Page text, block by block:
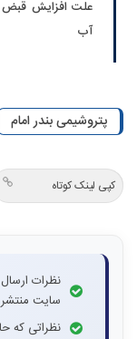
علت افزایش قبض
آب
پتروشیمی بندر امام
کپی لینک کوتاه
نظرات
سایت
نظراتی که